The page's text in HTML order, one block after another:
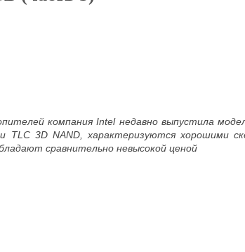
компания Intel недавно выпустила
TLC 3D NAND, характеризуются хорошими
сравнительно невысокой ценой